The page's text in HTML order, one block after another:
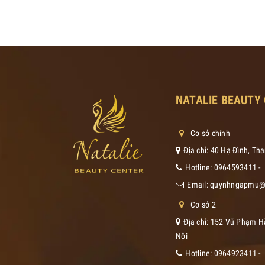
NATALIE BEAUTY
Cơ sở chính
Địa chỉ: 40 Hạ Đình,
Hotline: 0964593411 -
Email:
Cơ sở 2
Địa chỉ: 152 Vũ Phạm
Nội
Hotline: 0964923411 -